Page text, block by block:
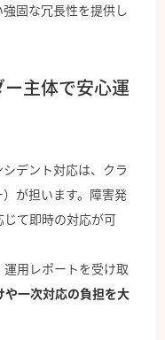
固な冗長性を提供し
主体で安心運
デント対応は、クラ
が担います。障害発
て即時の対応が可
用レポートを受け取
や一次対応の負担を大